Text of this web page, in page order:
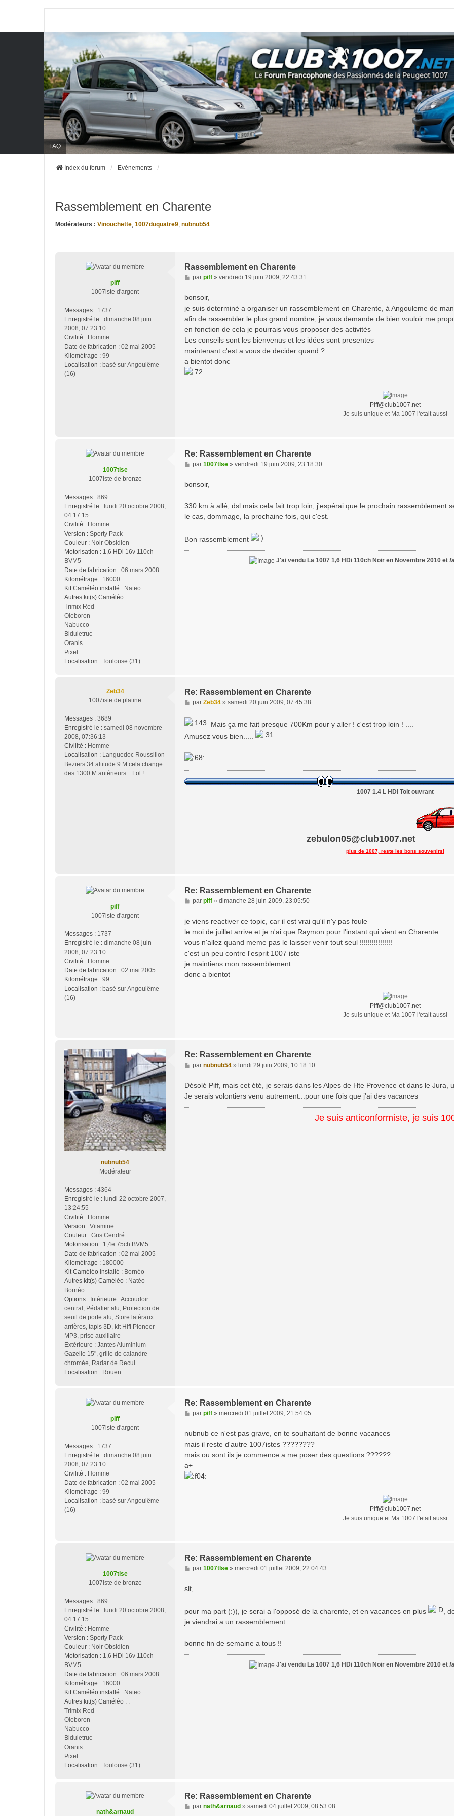
FAQ
Index du forum Evénements
Rassemblement en Charente
Modérateurs : Vinouchette, 1007duquatre9, nubnub54
piff
1007iste d'argent
Messages : 1737
Enregistré le : dimanche 08 juin
2008, 07:23:10
Civilité : Homme
Date de fabrication : 02 mai 2005
Kilométrage : 99
Localisation : basé sur Angoulême
(16)
Rassemblement en Charente
M
e
s
g
e
par piff» vendredi 19 juin 2009, 22:43:31
bonsoir,
je suis determiné a organiser un rassemblement en Charente, à Angouleme de
afin de rassembler le plus grand nombre, je vous demande de bien vouloir me
en fonction de cela je pourrais vous proposer des activités
Les conseils sont les bienvenus et les idées sont presentes
maintenant c'est a vous de decider quand ?
a bientot donc
Piff@club1007.net
Je suis unique et Ma 1007 l'etait aussi
1007tlse
1007iste de bronze
Messages : 869
Enregistré le : lundi 20 octobre 2008,
04:17:15
Civilité : Homme
Version : Sporty Pack
Couleur : Noir Obsidien
Motorisation : 1,6 HDi 16v 110ch
BVM5
Date de fabrication : 06 mars 2008
Kilométrage : 16000
Kit Caméléo installé : Nateo
Autres kit(s) Caméléo : .
Trimix Red
Oleboron
Nabucco
Biduletruc
Oranis
Pixel
Localisation : Toulouse (31)
Re: Rassemblement en Charente
M
e
s
g
e
par 1007tlse» vendredi 19 juin 2009, 23:18:30
bonsoir,
330 km à allé, dsl mais cela fait trop loin, j'espérai que le prochain rassemblement
le cas, dommage, la prochaine fois, qui c'est.
Bon rassemblement
J'ai vendu La 1007 1,6 HDi 110ch Noir en Novembre 2010 et
Zeb34
1007iste de platine
Messages : 3689
Enregistré le : samedi 08 novembre
2008, 07:36:13
Civilité : Homme
Localisation : Languedoc Roussillon
Beziers 34 altitude 9 M cela change
des 1300 M antérieurs ...Lol !
Re: Rassemblement en Charente
M
e
s
a
e
par Zeb34» samedi 20 juin 2009, 07:45:38
Mais ça me fait presque 700Km pour y aller ! c'est trop loin ! ....
Amusez vous bien.....
1007 1.4 L HDI Toit ouvrant
zebulon05@club1007.net
plus de 1007, reste les bons souvenirs!
piff
1007iste d'argent
Messages : 1737
Enregistré le : dimanche 08 juin
2008, 07:23:10
Civilité : Homme
Date de fabrication : 02 mai 2005
Kilométrage : 99
Localisation : basé sur Angoulême
(16)
Re: Rassemblement en Charente
M
e
s
g
e
par piff» dimanche 28 juin 2009, 23:05:50
je viens reactiver ce topic, car il est vrai qu'il n'y pas foule
le moi de juillet arrive et je n'ai que Raymon pour l'instant qui vient en Charente
vous n'allez quand meme pas le laisser venir tout seul !!!!!!!!!!!!!!!!
c'est un peu contre l'esprit 1007 iste
je maintiens mon rassemblement
donc a bientot
Piff@club1007.net
Je suis unique et Ma 1007 l'etait aussi
nubnub54
Modérateur
Messages : 4364
Enregistré le : lundi 22 octobre 2007,
13:24:55
Civilité : Homme
Version : Vitamine
Couleur : Gris Cendré
Motorisation : 1,4e 75ch BVM5
Date de fabrication : 02 mai 2005
Kilométrage : 180000
Kit Caméléo installé : Bornéo
Autres kit(s) Caméléo : Natéo
Bornéo
Options : Intérieure : Accoudoir
central, Pédalier alu, Protection de
seuil de porte alu, Store latéraux
arrières, tapis 3D, kit Hifi Pioneer
MP3, prise auxiliaire
Extérieure : Jantes Aluminium
Gazelle 15", grille de calandre
chromée, Radar de Recul
Localisation : Rouen
Re: Rassemblement en Charente
M
e
s
par nubnub54» lundi 29 juin 2009, 10:18:10
Désolé Piff, mais cet été, je serais dans les Alpes de Hte Provence et dans le Jura,
Je serais volontiers venu autrement...pour une fois que j'ai des vacances
Je suis anticonformiste, je suis
piff
1007iste d'argent
Messages : 1737
Enregistré le : dimanche 08 juin
2008, 07:23:10
Civilité : Homme
Date de fabrication : 02 mai 2005
Kilométrage : 99
Localisation : basé sur Angoulême
(16)
Re: Rassemblement en Charente
M
e
s
g
e
par piff» mercredi 01 juillet 2009, 21:54:05
nubnub ce n'est pas grave, en te souhaitant de bonne vacances
mais il reste d'autre 1007istes ????????
mais ou sont ils je commence a me poser des questions ??????
a+
Piff@club1007.net
Je suis unique et Ma 1007 l'etait aussi
1007tlse
1007iste de bronze
Messages : 869
Enregistré le : lundi 20 octobre 2008,
04:17:15
Civilité : Homme
Version : Sporty Pack
Couleur : Noir Obsidien
Motorisation : 1,6 HDi 16v 110ch
BVM5
Date de fabrication : 06 mars 2008
Kilométrage : 16000
Kit Caméléo installé : Nateo
Autres kit(s) Caméléo : .
Trimix Red
Oleboron
Nabucco
Biduletruc
Oranis
Pixel
Localisation : Toulouse (31)
Re: Rassemblement en Charente
M
e
s
g
e
par 1007tlse» mercredi 01 juillet 2009, 22:04:43
slt,
pour ma part (:)), je serai a l'opposé de la charente, et en vacances en plus ,
je viendrai a un rassemblement ...
bonne fin de semaine a tous !!
J'ai vendu La 1007 1,6 HDi 110ch Noir en Novembre 2010 et
nath&arnaud
Re: Rassemblement en Charente
M
par nath&arnaud » samedi 04 juillet 2009, 08:53:08